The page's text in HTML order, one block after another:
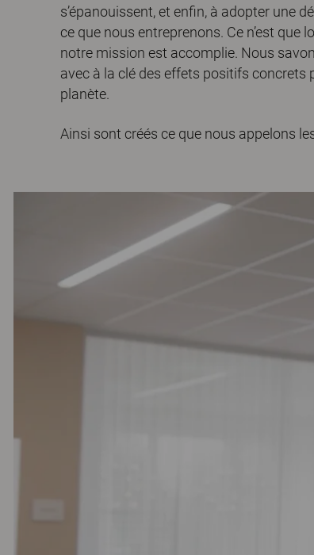
s’épanouissent, et enfin, à adopter une
ce que nous entreprenons. Ce n’est
notre mission est accomplie. Nous
avec à la clé des effets positifs concrets
planète.
Ainsi sont créés ce que nous appelons